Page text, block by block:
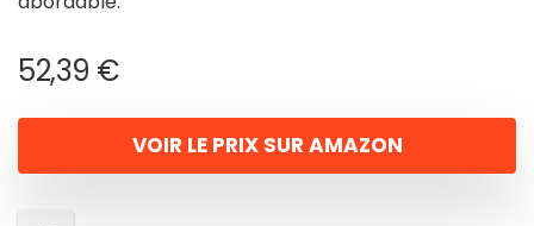
52,39 €
VOIR LE PRIX SUR AMAZON